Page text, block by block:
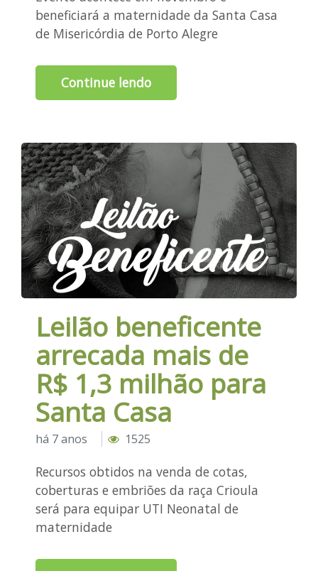
beneficiará a maternidade da Santa Casa
de Misericórdia de Porto Alegre
Continue lendo
Leilão beneficente
arrecada mais de
R$ 1,3 milhão para
Santa Casa
há 7 anos 1525
Recursos obtidos na venda de cotas,
coberturas e embriões da raça Crioula
será para equipar UTI Neonatal de
maternidade